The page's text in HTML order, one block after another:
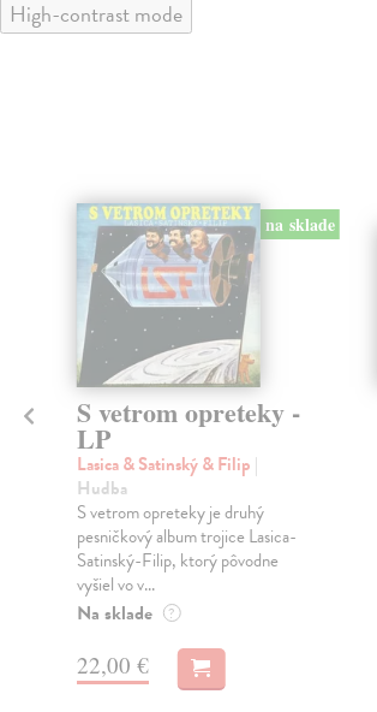
High-contrast mode
na sklade
S vetrom opreteky -
LP
Lasica & Satinský & Filip |
Hudba
S vetrom opreteky je druhý
pesničkový album trojice Lasica-
Satinský-Filip, ktorý pôvodne
vyšiel vo v...
Na sklade ?
22,00 €